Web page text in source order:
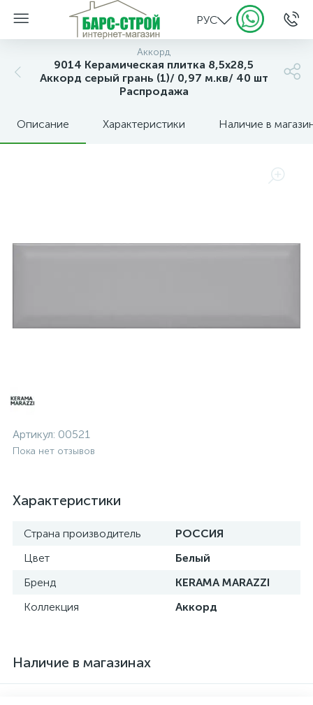
РУС
Аккорд
9014 Керамическая плитка 8,5х28,5
Аккорд серый грань (1)/ 0,97 м.кв/ 40 шт
Распродажа
Описание Характеристики Наличие в
Артикул: 00521
Пока нет отзывов
Характеристики
Страна производитель
РОССИЯ
Цвет
Белый
Бренд
KERAMA MARAZZI
Коллекция
Аккорд
Наличие в магазинах